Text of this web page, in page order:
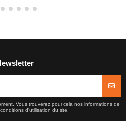
Vous trouverez pour cela nos informations de
d'utilisation du site.